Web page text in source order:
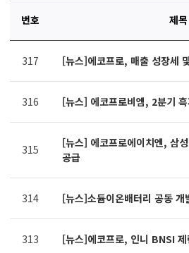
파일,
작성자,
조회수,
제공표
번호 제목
317 [뉴스]에코프로, 매출 성장세
316 [뉴스] 에코프로비엠, 2분기
315
[뉴스] 에코프로에이치엔, 삼
공급
314 [뉴스]소듐이온배터리 공동
313 [뉴스]에코프로, 인니 BNSI